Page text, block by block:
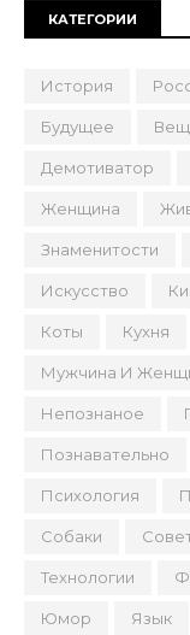
КАТЕГОРИИ
История
Будущее
Демотиватор
Женщина
Знаменитости
Искусство
Коты Кухня
Мужчина И
Непознаное
Познавательно
Психология
Собаки
Технологии
Юмор Язык